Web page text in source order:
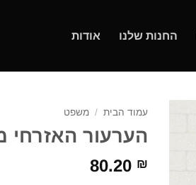
החנות שלנו אודות
עמוד הבית / משפט
הערעור האזרחי מהד' 2004 –
80.20 ₪